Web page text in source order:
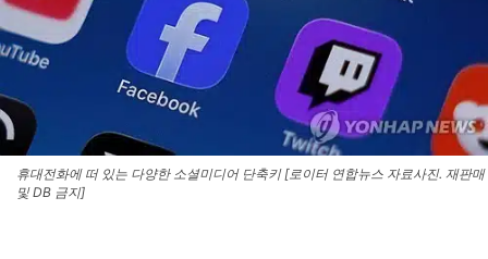
휴대전화에 떠 있는 다양한 소셜미디어 단축키 [로이터 연합뉴스 자료사진. 재판매
및 DB 금지]